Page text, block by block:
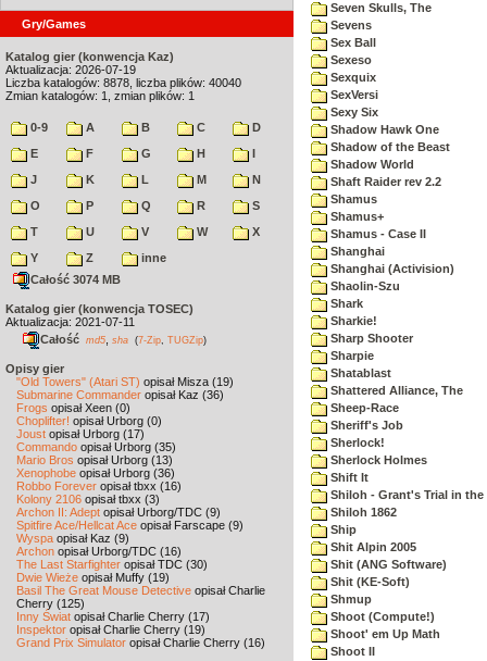
Gry/Games
Katalog gier (konwencja Kaz)
Aktualizacja: 2026-07-19
Liczba katalogów: 8878, liczba plików: 40040
Zmian katalogów: 1, zmian plików: 1
0-9 A B C
D
E
F G H
I
J
K L M
N
O
P Q R
S
T
U V W
X
Y
Z
inne
Całość 3074 MB
Katalog gier (konwencja TOSEC)
Aktualizacja: 2021-07-11
Całość md5 sha (7-Zip TUGZip)
Opisy gier
"Old Towers" (Atari ST) opisał Misza (19)
Submarine Commander opisał Kaz (36)
Frogs opisał Xeen (0)
Choplifter! opisał Urborg (0)
Joust opisał Urborg (17)
Commando opisał Urborg (35)
Mario Bros opisał Urborg (13)
Xenophobe opisał Urborg (36)
Robbo Forever opisał tbxx (16)
Kolony 2106 opisał tbxx (3)
Archon II: Adept opisał Urborg/TDC (9)
Spitfire Ace/Hellcat Ace opisał Farscape (9)
Wyspa opisał Kaz (9)
Archon opisał Urborg/TDC (16)
The Last Starfighter opisał TDC (30)
Dwie Wieże opisał Muffy (19)
Basil The Great Mouse Detective opisał Charlie
Cherry (125)
Inny Świat opisał Charlie Cherry (17)
Inspektor opisał Charlie Cherry (19)
Grand Prix Simulator opisał Charlie Cherry (16)
Seven Skulls, The
Sevens
Sex Ball
Sexeso
Sexquix
SexVersi
Sexy Six
Shadow Hawk One
Shadow of the Beast
Shadow World
Shaft Raider rev 2.2
Shamus
Shamus+
Shamus - Case II
Shanghai
Shanghai (Activision)
Shaolin-Szu
Shark
Sharkie!
Sharp Shooter
Sharpie
Shatablast
Shattered Alliance, The
Sheep-Race
Sheriff's Job
Sherlock!
Sherlock Holmes
Shift It
Shiloh - Grant's Trial in the
Shiloh 1862
Ship
Shit Alpin 2005
Shit (ANG Software)
Shit (KE-Soft)
Shmup
Shoot (Compute!)
Shoot' em Up Math
Shoot II